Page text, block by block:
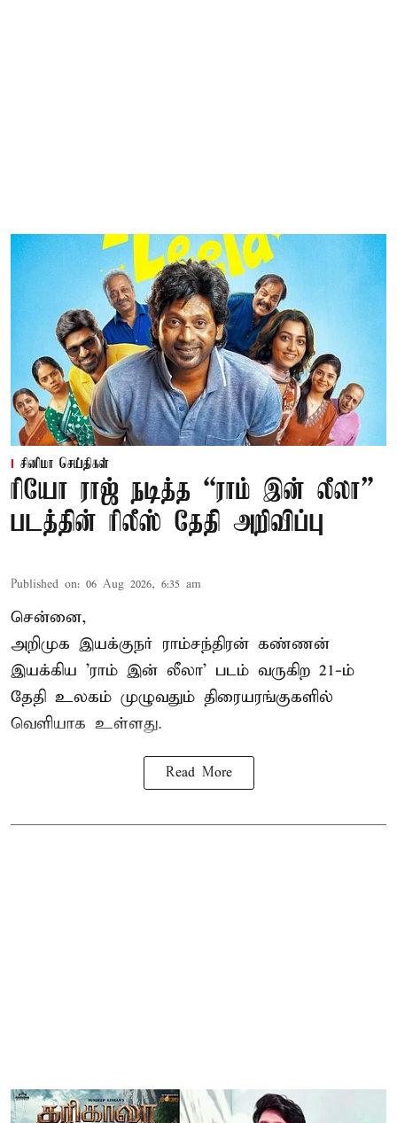
சினிமா செய்திகள்
ரியோ ராஜ் நடித்த “ராம் இன் லீலா”
படத்தின் ரிலீஸ் தேதி அறிவிப்பு
Published on: 06 Aug 2026, 6:35 am
சென்னை,
அறிமுக இயக்குநர் ராம்சந்திரன் கண்ணன்
இயக்கிய 'ராம் இன் லீலா' படம் வருகிற 21-ம்
தேதி உலகம் முழுவதும் திரையரங்குகளில்
வெளியாக உள்ளது.
Read More